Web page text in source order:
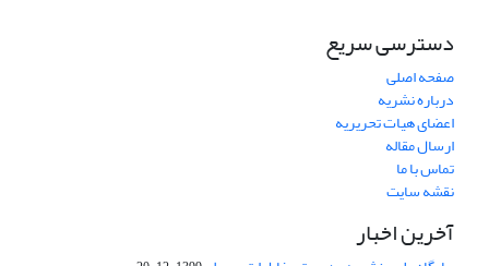
دسترسی سریع
صفحه اصلی
درباره نشریه
اعضای هیات تحریریه
ارسال مقاله
تماس با ما
نقشه سایت
آخرین اخبار